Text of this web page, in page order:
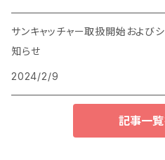
サンキャッチャー取扱開始および
知らせ
2024/2/9
記事一